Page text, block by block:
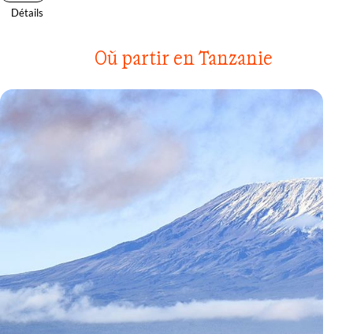
Détails
Où partir en Tanzanie